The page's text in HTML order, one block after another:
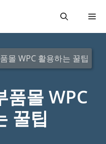
메
몰 WPC 활용하는 꿀팁
품몰 WPC
꿀팁